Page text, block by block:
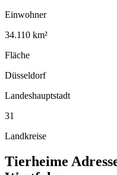
Einwohner
34.110 km²
Fläche
Düsseldorf
Landeshauptstadt
31
Landkreise
Tierheime